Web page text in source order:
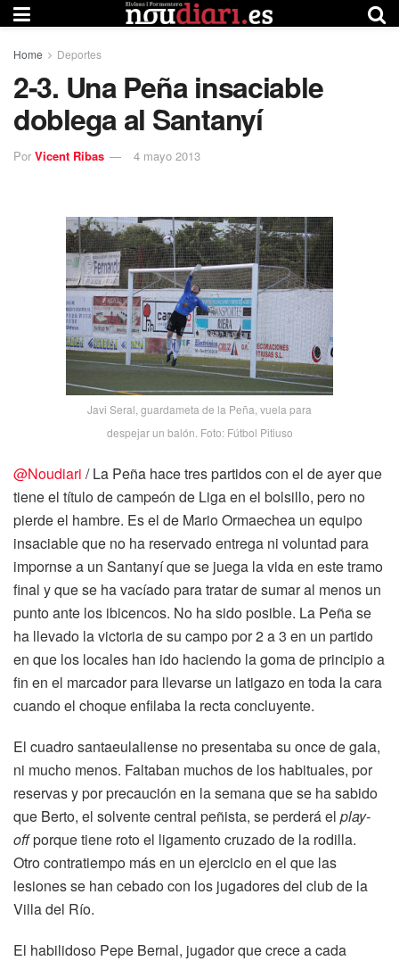
Home Deportes
2-3. Una Peña insaciable
doblega al Santanyí
Por Vicent Ribas 4 mayo 2013
Javi Seral, guardameta de la Peña, vuela para
despejar un balón. Foto: Fútbol Pitiuso
@Noudiari / La Peña hace tres partidos con el de ayer que
tiene el título de campeón de Liga en el bolsillo, pero no
pierde el hambre. Es el de Mario Ormaechea un equipo
insaciable que no ha reservado entrega ni voluntad para
impornse a un Santanyí que se juega la vida en este tramo
final y que se ha vacíado para tratar de sumar al menos un
punto ante los ibicencos. No ha sido posible. La Peña se
ha llevado la victoria de su campo por 2 a 3 en un partido
en que los locales han ido haciendo la goma de principio a
fin en el marcador para llevarse un latigazo en toda la cara
cuando el choque enfilaba la recta concluyente.
El cuadro santaeulaliense no presentaba su once de gala,
ni mucho menos. Faltaban muchos de los habituales, por
reservas y por precaución en la semana que se ha sabido
que Berto, el solvente central peñista, se perderá el play-
offporque tiene roto el ligamento cruzado de la rodilla.
Otro contratiempo más en un ejercicio en el que las
lesiones se han cebado con los jugadores del club de la
Villa del Río.
El habilidoso Pepe Bernal, jugador que crece a cada